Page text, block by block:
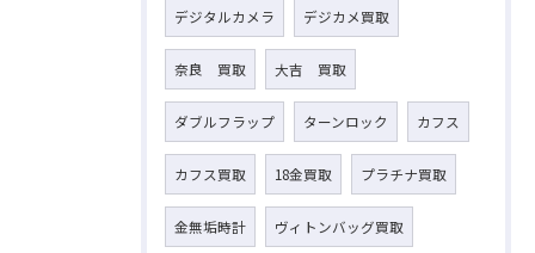
デジタルカメラ デジカメ買取
奈良 買取 大吉 買取
ダブルフラップ ターンロック カフス
カフス買取 18金買取 プラチナ買取
金無垢時計 ヴィトンバッグ買取